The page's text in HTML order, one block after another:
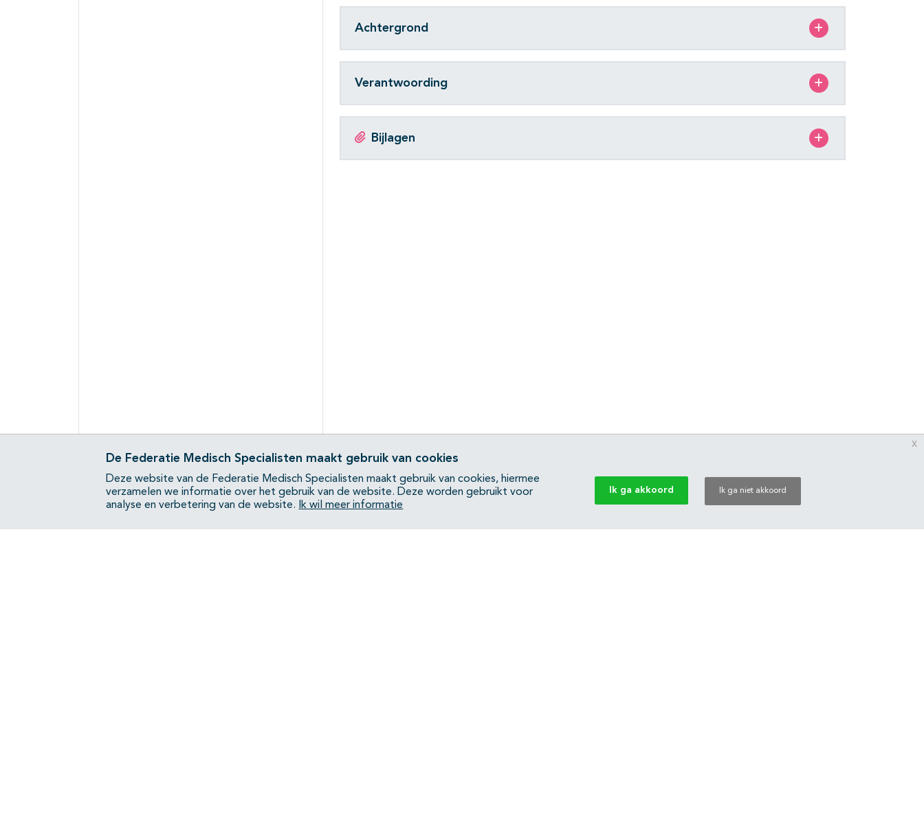
Achtergrond
Verantwoording
Bijlagen
De Federatie Medisch Specialisten maakt gebruik van cookies
Deze website van de Federatie Medisch Specialisten maakt gebruik van cookies, hiermee
verzamelen we informatie over het gebruik van de website. Deze worden gebruikt voor
analyse en verbetering van de website.
Ik wil meer informatie
Ik ga akkoord Ik ga niet akkoord
x